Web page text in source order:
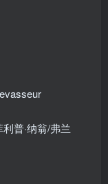
普·纳翁/弗兰